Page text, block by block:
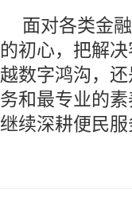
面对各类金
的初心，把解
越数字鸿沟，
务和最专业的
继续深耕便民